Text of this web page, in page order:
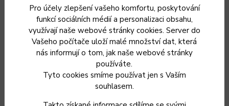
Pro účely zlepšení vašeho komfortu, poskytování
funkcí sociálních médií a personalizaci obsahu,
využívají naše webové stránky cookies. Server do
Vašeho počítače uloží malé množství dat, která
nás informují o tom, jak naše webové stránky
používáte.
Tyto cookies smíme používat jen s Vaším
souhlasem.
Český výrobek